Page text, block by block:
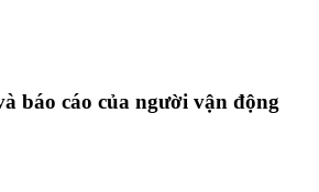
báo cáo của người vận động